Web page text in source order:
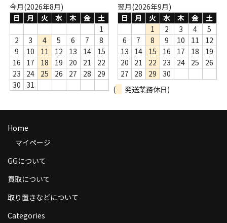
Webのみ no.2
Webのみ no.3
Webのみ no.4
売り切れ
商品の発送
お支払い方法
今月(2026年8月)
日
月 火 水 木 金
土
1
2
3 4 5 6 7
8
9
10 11 12 13 14
15
16
17 18 19 20 21
22
23
24 25 26 27 28
29
30
31
翌月(2026年9月)
日
月 火 水 木 金
土
1
2 3 4
5
6
7 8 9 10 11
12
13
14 15 16 17 18
19
20
21 22 23 24 25
26
27
28 29
30
(
発送業務休日)
Home
マイページ
GGについて
買取について
取り置きなどについて
Categories